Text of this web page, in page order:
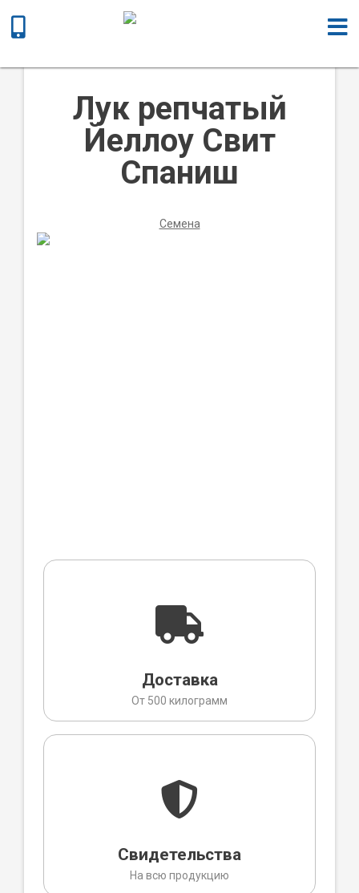
Лук репчатый
Йеллоу Свит
Спаниш
Семена
Доставка
От 500 килограмм
Свидетельства
На всю продукцию